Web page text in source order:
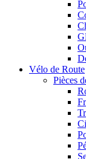
Vélo de Route
Pièces